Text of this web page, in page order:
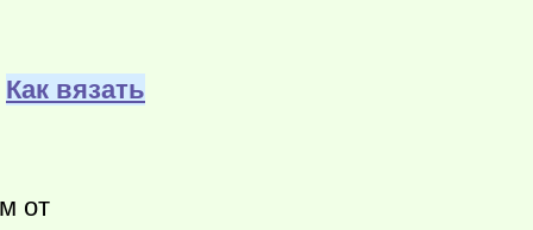
Как вязать
от